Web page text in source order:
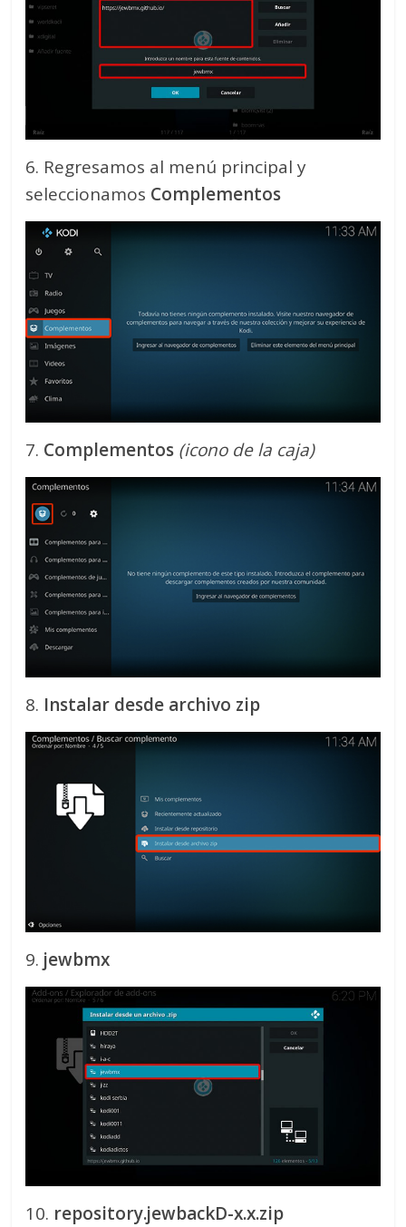
6. Regresamos al menú principal y
seleccionamos Complementos
7. Complementos (icono de la caja)
8. Instalar desde archivo zip
9. jewbmx
10. repository.jewbackD-x.x.zip